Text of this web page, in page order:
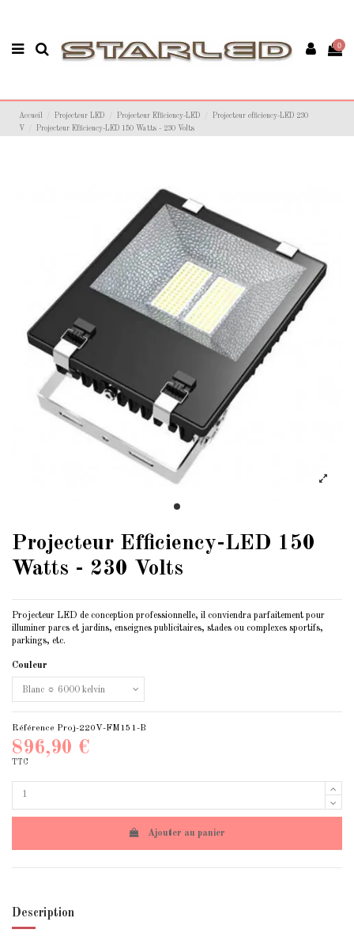
0
Accueil Projecteur LED Projecteur Efficiency-LED
Projecteur efficiency-LED 230
V
Projecteur Efficiency-LED 150 Watts - 230 Volts
Projecteur Efficiency-LED 150
Watts - 230 Volts
Projecteur LED de conception professionnelle, il conviendra parfaitement pour
illuminer parcs et jardins, enseignes publicitaires, stades ou complexes sportifs,
parkings, etc.
Couleur
Référence Proj-220V-FM151-B
896,90 €
TTC
Ajouter au panier
Description